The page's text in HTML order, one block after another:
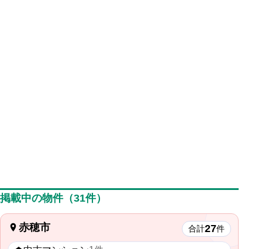
掲載中の物件（31件）
赤穂市 合計27件